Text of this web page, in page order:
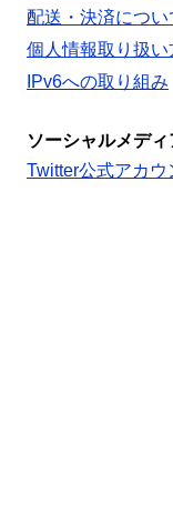
配送・決済につい
個人情報取り扱い
IPv6への取り組み
ソーシャルメディ
Twitter公式アカウ